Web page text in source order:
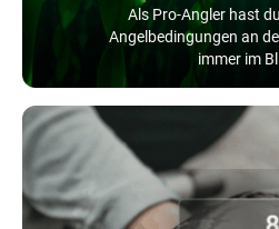
Als Pro-Angler hast
Angelbedingungen an
immer im